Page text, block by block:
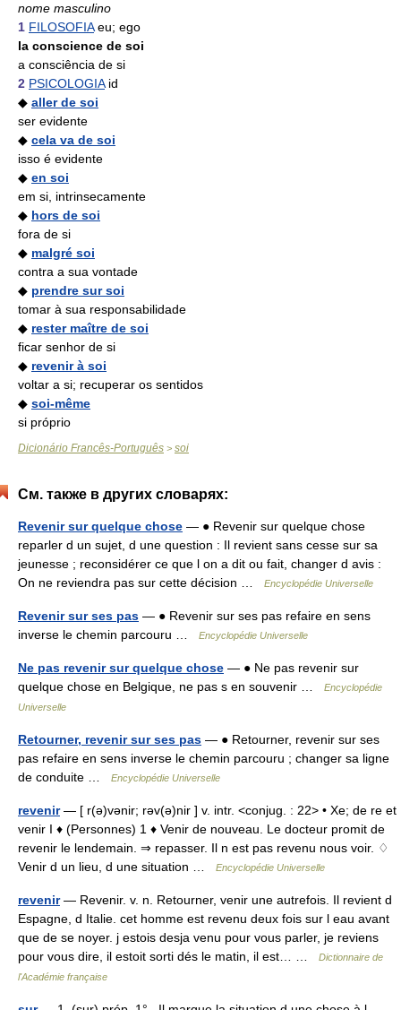
nome masculino
1 FILOSOFIAeu; ego
la conscience de soi
a consciência de si
2 PSICOLOGIAid
◆ aller de soi
ser evidente
◆ cela va de soi
isso é evidente
◆ en soi
em si, intrinsecamente
◆ hors de soi
fora de si
◆ malgré soi
contra a sua vontade
◆ prendre sur soi
tomar à sua responsabilidade
◆ rester maître de soi
ficar senhor de si
◆ revenir à soi
voltar a si; recuperar os sentidos
◆ soi-même
si próprio
Dicionário Francês-Português > soi
См. также в других словарях:
Revenir sur quelque chose — ● Revenir sur quelque chose
reparler d un sujet, d une question : Il revient sans cesse sur sa
jeunesse ; reconsidérer ce que l on a dit ou fait, changer d avis :
On ne reviendra pas sur cette décision …
Encyclopédie Universelle
Revenir sur ses pas — ● Revenir sur ses pas refaire en sens
inverse le chemin parcouru …
Encyclopédie Universelle
Ne pas revenir sur quelque chose — ● Ne pas revenir sur
quelque chose en Belgique, ne pas s en souvenir …
Encyclopédie
Universelle
Retourner, revenir sur ses pas — ● Retourner, revenir sur ses
pas refaire en sens inverse le chemin parcouru ; changer sa ligne
de conduite …
Encyclopédie Universelle
revenir— [ r(ə)vənir; rəv(ə)nir ] v. intr. <conjug. : 22> • Xe; de re et
venir I ♦ (Personnes) 1 ♦ Venir de nouveau. Le docteur promit de
revenir le lendemain. ⇒ repasser. Il n est pas revenu nous voir. ♢
Venir d un lieu, d une situation …
Encyclopédie Universelle
revenir— Revenir. v. n. Retourner, venir une autrefois. Il revient d
Espagne, d Italie. cet homme est revenu deux fois sur l eau avant
que de se noyer. j estois desja venu pour vous parler, je reviens
pour vous dire, il estoit sorti dés le matin, il est… …
Dictionnaire de
l'Académie française